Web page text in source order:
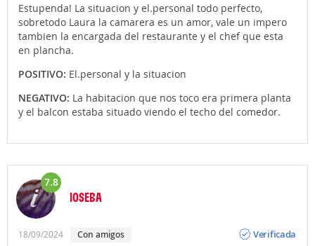
Estupenda! La situacion y el.personal todo perfecto,
sobretodo Laura la camarera es un amor, vale un impero
tambien la encargada del restaurante y el chef que esta
en plancha.
POSITIVO: El.personal y la situacion
NEGATIVO: La habitacion que nos toco era primera planta
y el balcon estaba situado viendo el techo del comedor.
7.8
IOSEBA
18/09/2024 con amigos
Verificada